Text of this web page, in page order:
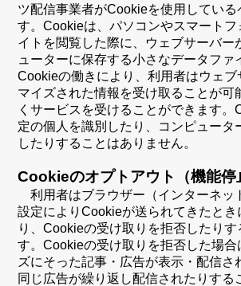
ツ配信事業者がCookieを使用している
す。Cookieは、パソコンやスマートフ
イトを閲覧した際に、ウェブサーバー
ューターに保存する小さなデータファ
Cookieの働きにより、利用者はウェブ
マイズされた情報を受け取ることが可
くサービスを受けることができます。
定の個人を識別したり、コンピュータ
したりすることはありません。
Cookieのオプトアウト（機能停
利用者はブラウザー（インターネッ
設定によりCookieが送られてきたとき
り、Cookieの受け取りを拒否したりす
す。Cookieの受け取りを拒否した場合
ズにそった記事・広告が表示・配信さ
同じ広告が繰り返し配信されたりする